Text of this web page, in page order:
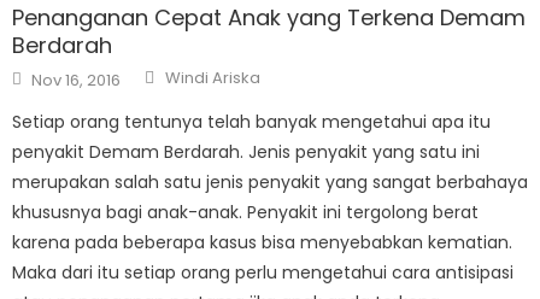
Penanganan Cepat Anak yang Terkena Demam
Berdarah
Posted
on
Nov 16, 2016 Author
Windi Ariska
Setiap orang tentunya telah banyak mengetahui apa itu
penyakit Demam Berdarah. Jenis penyakit yang satu ini
merupakan salah satu jenis penyakit yang sangat berbahaya
khususnya bagi anak-anak. Penyakit ini tergolong berat
karena pada beberapa kasus bisa menyebabkan kematian.
Maka dari itu setiap orang perlu mengetahui cara antisipasi